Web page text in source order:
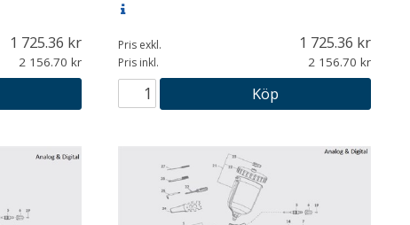
1 725.36
2 156.70
Pris exkl. 1 725.36
Pris inkl. 2 156.70
Köp